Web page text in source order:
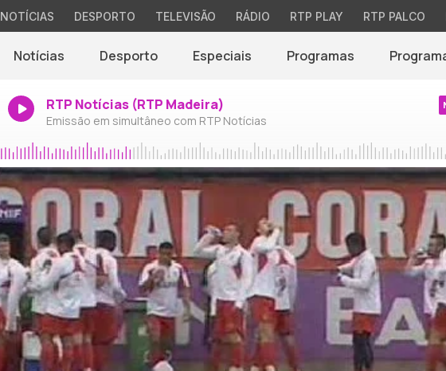
NOTÍCIAS DESPORTO TELEVISÃO RÁDIO RTP PLAY RTP PALCO
Notícias Desporto Especiais Programas
RTP Notícias (RTP Madeira)
Emissão em simultâneo com RTP Notícias